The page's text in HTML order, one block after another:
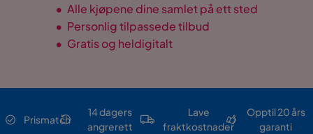
• Alle kjøpene dine samlet på ett sted
• Personlig tilpassede tilbud
• Gratis og heldigitalt
Prismatch
14 dagers
angrerett
Lave
fraktkostnader
Opptil 20 års
garanti